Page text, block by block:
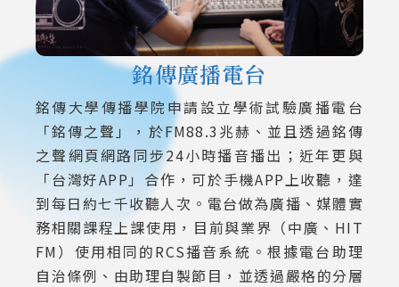
銘傳廣播電台
銘傳大學傳播學院申請設立學術試驗廣播電台
「銘傳之聲」，於FM88.3兆赫、並且透過銘傳
之聲網頁網路同步24小時播音播出；近年更與
「台灣好APP」合作，可於手機APP上收聽，達
到每日約七千收聽人次。電台做為廣播、媒體實
務相關課程上課使用，目前與業界（中廣、HIT
FM）使用相同的RCS播音系統。根據電台助理
自治條例、由助理自製節目，並透過嚴格的分層